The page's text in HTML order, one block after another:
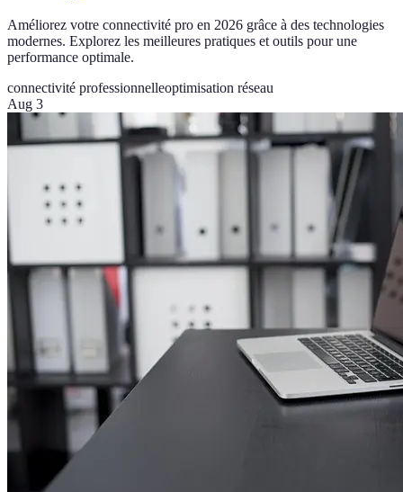
Améliorez votre connectivité pro en 2026 grâce à des technologies
modernes. Explorez les meilleures pratiques et outils pour une
performance optimale.
connectivité professionnelleoptimisation réseau
Aug 3